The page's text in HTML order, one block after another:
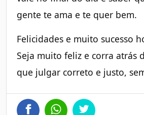
gente te ama e te quer bem.
Felicidades e muito sucesso
Seja muito feliz e corra atrás
que julgar correto e justo,